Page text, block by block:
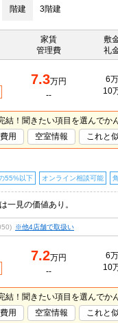
階建 3階建
家賃
管理費
敷
礼
7.3万円
--
6万
10
結！聞きたい項目を選んでか
用
空室情報 これと
55%以下 オンライン相談可能
一見の価値あり。
※他4店舗で取扱い
7.2万円
--
6万
10
結！聞きたい項目を選んでか
用
空室情報 これと